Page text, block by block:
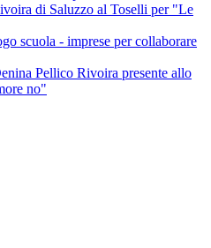
di Saluzzo al Toselli per "Le
scuola - imprese per collaborare
Pellico Rivoira presente allo
no"